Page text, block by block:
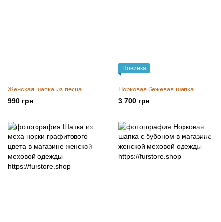
Женская шапка из песца
990 грн
Новинка
Норковая бежевая шапка
3 700 грн